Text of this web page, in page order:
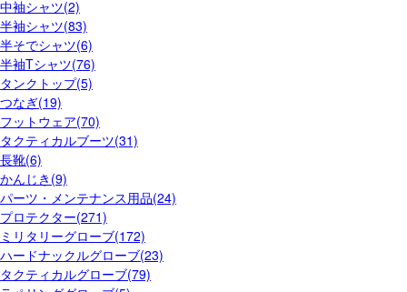
中袖シャツ(2)
半袖シャツ(83)
半そでシャツ(6)
半袖Tシャツ(76)
タンクトップ(5)
つなぎ(19)
フットウェア(70)
タクティカルブーツ(31)
長靴(6)
かんじき(9)
パーツ・メンテナンス用品(24)
プロテクター(271)
ミリタリーグローブ(172)
ハードナックルグローブ(23)
タクティカルグローブ(79)